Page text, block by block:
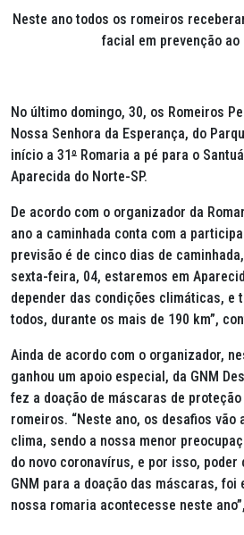
Neste ano todos os romeiros
facial em prevenção ao
No último domingo, 30, os Romeiros
Nossa Senhora da Esperança, do
início a 31º Romaria a pé para o
Aparecida do Norte-SP.
De acordo com o organizador da
ano a caminhada conta com a
previsão é de cinco dias de
sexta-feira, 04, estaremos em
depender das condições climáticas, e
todos, durante os mais de 190 km”,
Ainda de acordo com o organizador,
ganhou um apoio especial, da GNM
fez a doação de máscaras de
romeiros. “Neste ano, os desafios vão
clima, sendo a nossa menor
do novo coronavírus, e por isso, poder
GNM para a doação das máscaras, foi
nossa romaria acontecesse neste